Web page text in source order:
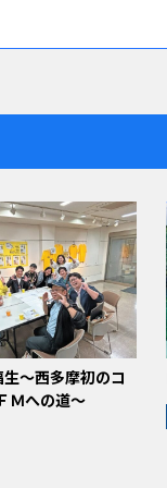
～西多摩初のコ
Ｍへの道～